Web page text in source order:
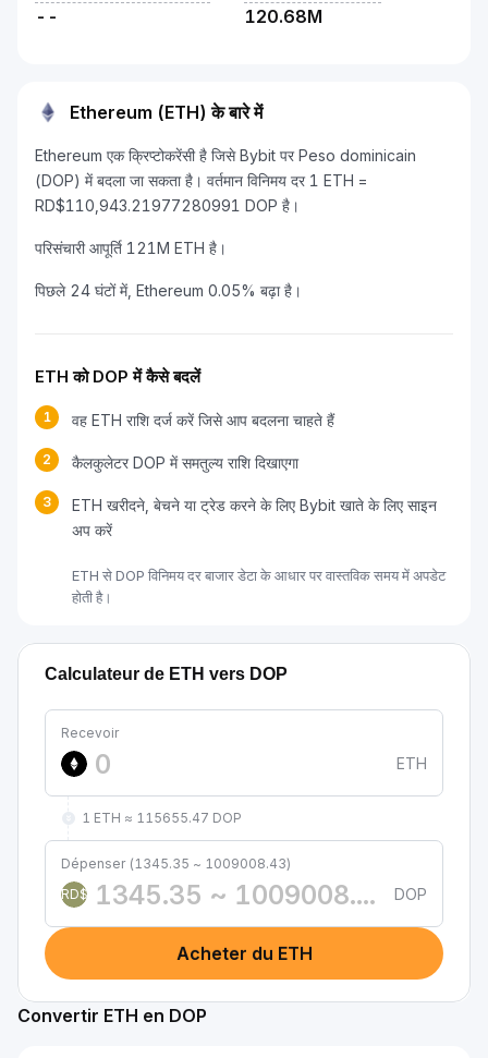
-- 120.68M
Ethereum (ETH) के बारे में
Ethereum एक क्रिप्टोकरेंसी है जिसे Bybit पर Peso dominicain
(DOP) में बदला जा सकता है। वर्तमान विनिमय दर 1 ETH =
RD$110,943.21977280991 DOP है।
परिसंचारी आपूर्ति 121M ETH है।
पिछले 24 घंटों में, Ethereum 0.05% बढ़ा है।
ETH को DOP में कैसे बदलें
1 वह ETH राशि दर्ज करें जिसे आप बदलना चाहते हैं
2 कैलकुलेटर DOP में समतुल्य राशि दिखाएगा
3
ETH खरीदने, बेचने या ट्रेड करने के लिए Bybit खाते के लिए साइन
अप करें
ETH से DOP विनिमय दर बाजार डेटा के आधार पर वास्तविक समय में अपडेट
होती है।
Calculateur de ETH vers DOP
Recevoir
ETH
1 ETH ≈ 115655.47 DOP
Dépenser (1345.35 ~ 1009008.43)
RD$
DOP
Acheter du ETH
Convertir ETH en DOP